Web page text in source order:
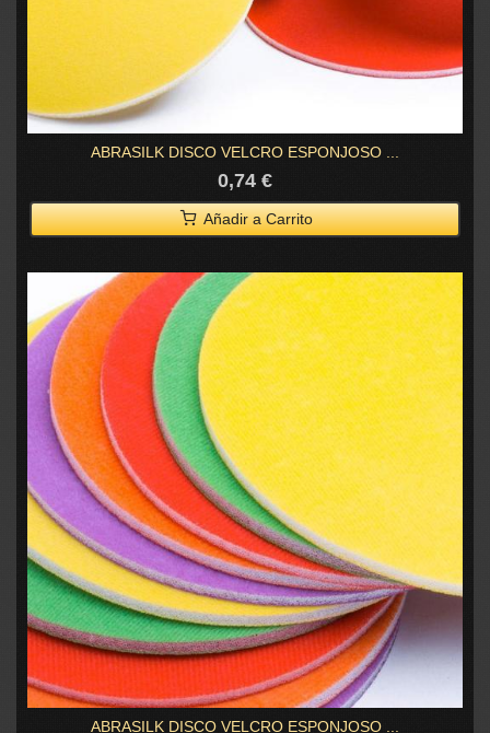
ABRASILK DISCO VELCRO ESPONJOSO ...
0,74 €
Añadir a Carrito
ABRASILK DISCO VELCRO ESPONJOSO ...